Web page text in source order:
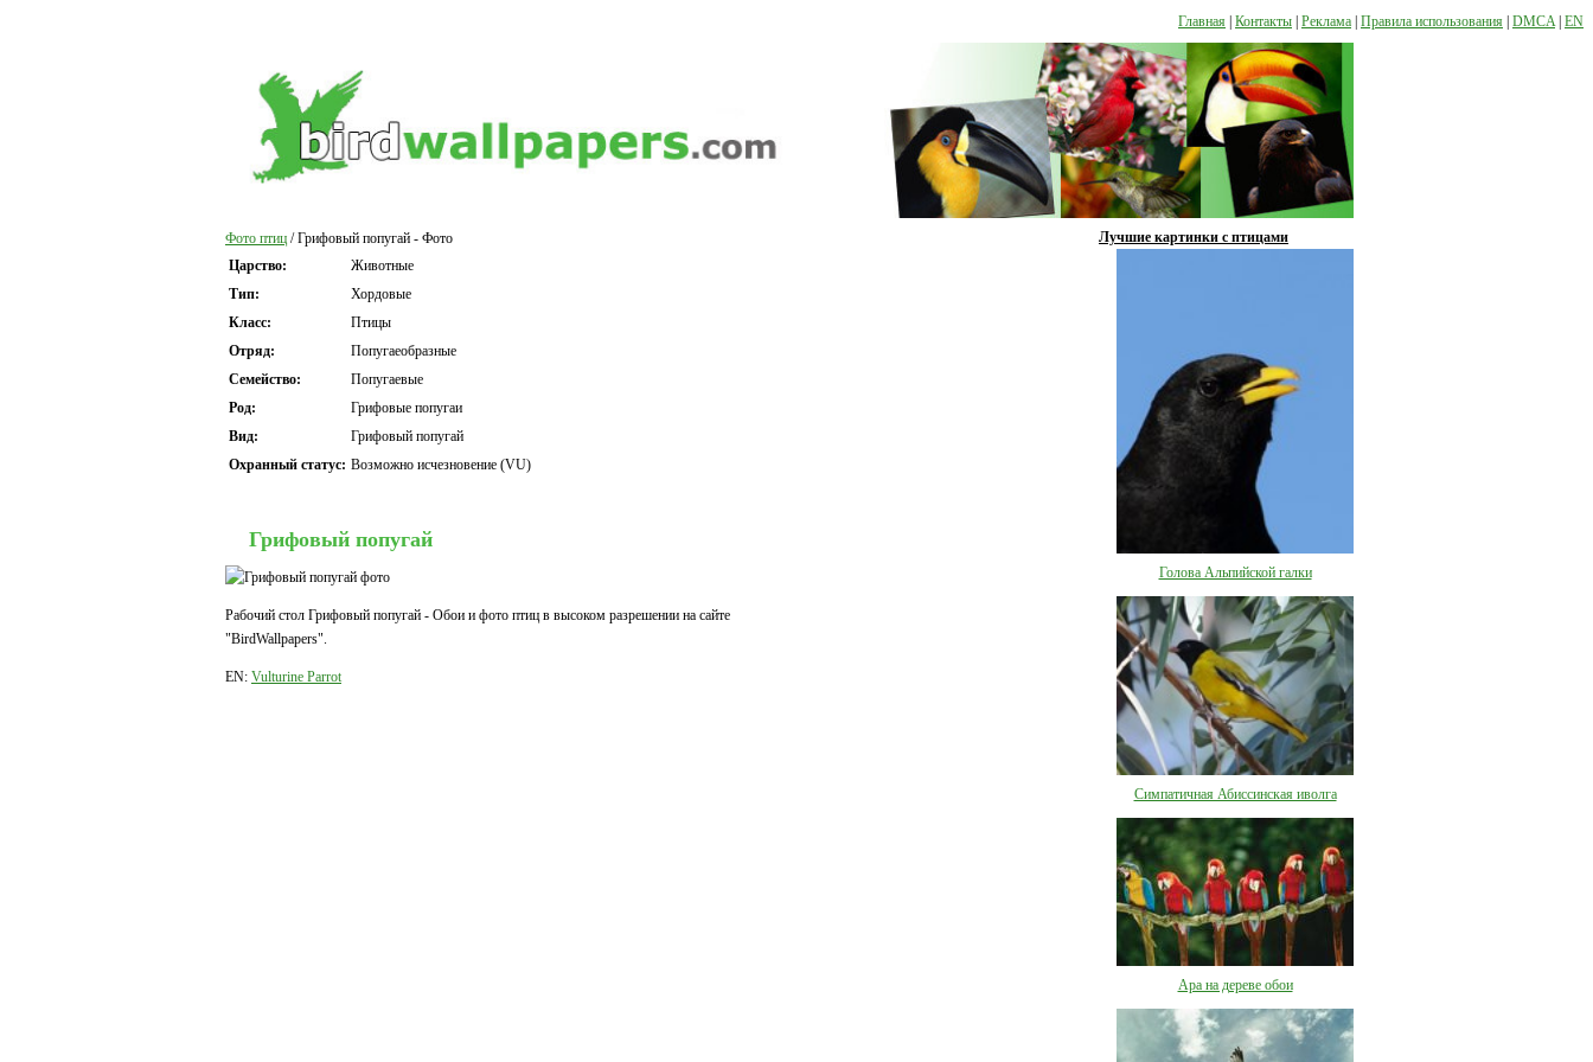
Главная Контакты Реклама Правила использования DMCA EN
Фото птиц / Грифовый попугай - Фото
Царство:
Животные
Тип:
Хордовые
Класс:
Птицы
Отряд:
Попугаеобразные
Семейство:
Попугаевые
Род:
Грифовые попугаи
Вид:
Грифовый попугай
Охранный статус: Возможно исчезновение (VU)
Грифовый попугай
Рабочий стол Грифовый попугай - Обои и фото птиц в высоком разрешении на сайте
"BirdWallpapers".
EN: Vulturine Parrot
Лучшие картинки с птицами
Голова Альпийской галки
Симпатичная Абиссинская иволга
Ара на дереве обои